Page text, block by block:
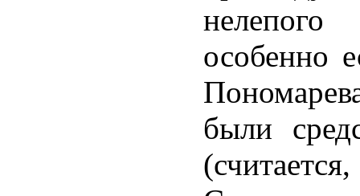
особенно
были